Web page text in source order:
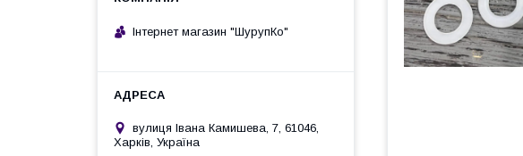
Інтернет магазин "ШурупКо"
вулиця Івана Камишева, 7, 61046,
Харків, Україна